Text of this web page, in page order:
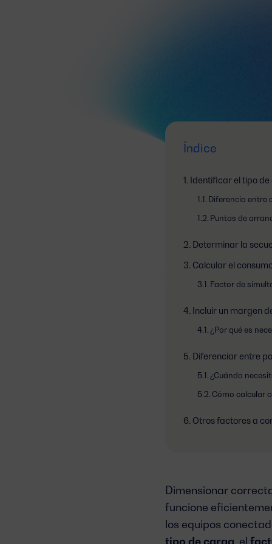
Índice
Identificar el tipo
Diferencia entre
Puntas de
Determinar la
Calcular el
Factor de
Incluir un margen
¿Por qué es
Diferenciar entre
¿Cuándo
Cómo calcular
Otros factores a
Dimensionar
funcione
los equipos
tipo de carga, el